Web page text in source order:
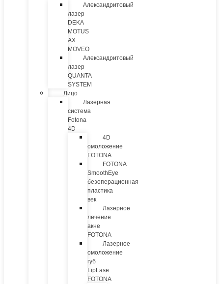
Александритовый
лазер
DEKA
MOTUS
AX
MOVEO
Александритовый
лазер
QUANTA
SYSTEM
Лицо
Лазерная
система
Fotona
4D
4D
омоложение
FOTONA
FOTONA
SmoothEye
безоперационная
пластика
век
Лазерное
лечение
акне
FOTONA
Лазерное
омоложение
губ
LipLase
FOTONA